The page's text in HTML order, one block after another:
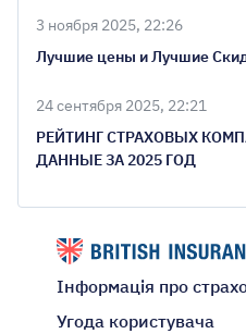
3 ноября 2025, 22:26
Лучшие цены и Лучшие
24 сентября 2025, 22:21
РЕЙТИНГ СТРАХОВЫХ
ДАННЫЕ ЗА 2025 ГОД
Інформація про
Угода користувача